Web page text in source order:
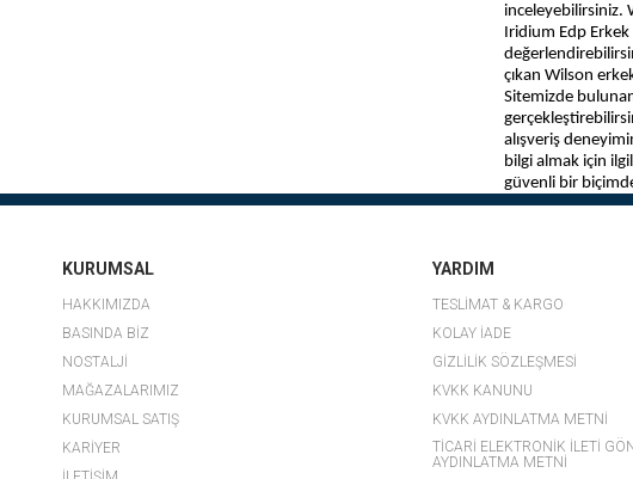
inceleyebilirsiniz.
Iridium Edp
çıkan Wilson
Sitemizde
alışveriş
bilgi almak için
güvenli bir
KURUMSAL
HAKKIMIZDA
BASINDA BİZ
NOSTALJİ
MAĞAZALARIMIZ
KURUMSAL SATIŞ
KARİYER
YARDIM
TESLİMAT & KARGO
KOLAY İADE
GİZLİLİK SÖZLEŞMESİ
KVKK KANUNU
KVKK AYDINLATMA METNİ
TİCARİ ELEKTRONİK İLETİ
AYDINLATMA METNİ